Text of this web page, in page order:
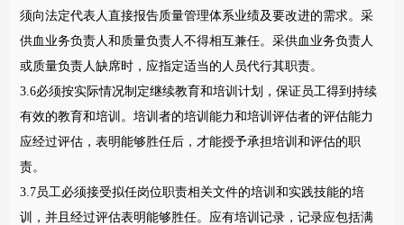
须向法定代表人直接报告质量管理体系业绩及要改进的需求。采
供血业务负责人和质量负责人不得相互兼任。采供血业务负责人
或质量负责人缺席时，应指定适当的人员代行其职责。
3.6必须按实际情况制定继续教育和培训计划，保证员工得到持续
有效的教育和培训。培训者的培训能力和培训评估者的评估能力
应经过评估，表明能够胜任后，才能授予承担培训和评估的职
责。
3.7员工必须接受拟任岗位职责相关文件的培训和实践技能的培
训，并且经过评估表明能够胜任。应有培训记录，记录应包括满